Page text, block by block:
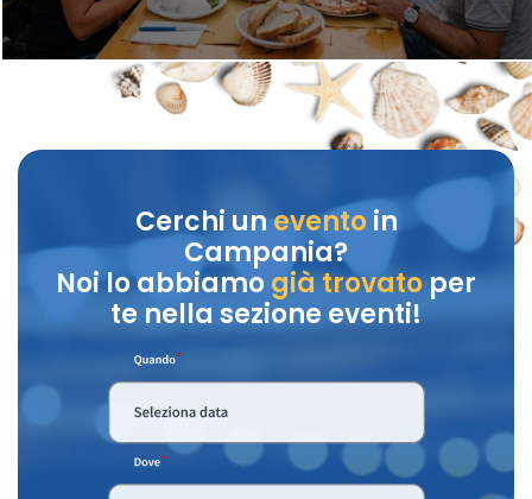
Cerchi unevento in
Campania?
Noi lo abbiamo già trovatoper
te nella sezione eventi!